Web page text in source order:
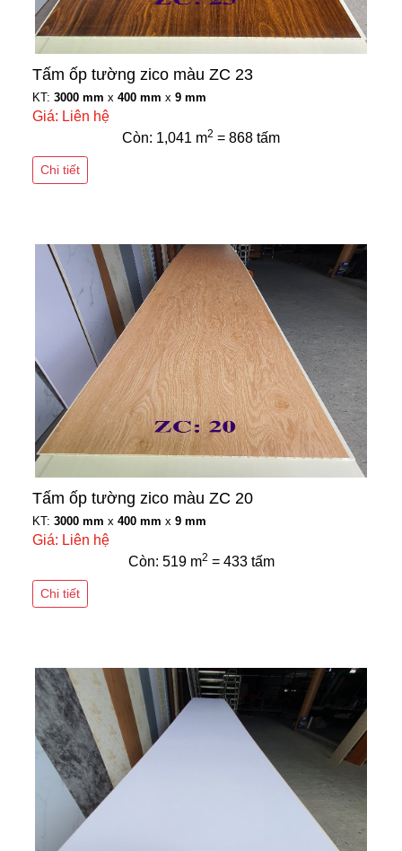
Tấm ốp tường zico màu ZC 23
KT: 3000 mm x 400 mm x 9 mm
Giá: Liên hệ
Còn: 1,041 m2 = 868 tấm
Chi tiết
Tấm ốp tường zico màu ZC 20
KT: 3000 mm x 400 mm x 9 mm
Giá: Liên hệ
Còn: 519 m2 = 433 tấm
Chi tiết